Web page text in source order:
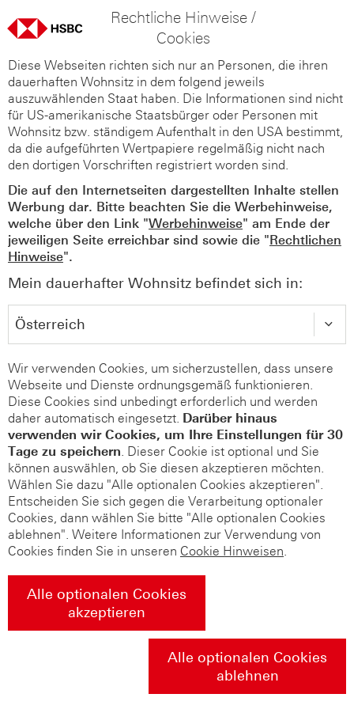
Rechtliche Hinweise /
Cookies
Diese Webseiten richten sich nur an Personen, die ihren
dauerhaften Wohnsitz in dem folgend jeweils
auszuwählenden Staat haben. Die Informationen sind nicht
für US-amerikanische Staatsbürger oder Personen mit
Wohnsitz bzw. ständigem Aufenthalt in den USA bestimmt,
da die aufgeführten Wertpapiere regelmäßig nicht nach
den dortigen Vorschriften registriert worden sind.
Die auf den Internetseiten dargestellten Inhalte stellen
Werbung dar. Bitte beachten Sie die Werbehinweise,
welche über den Link "Werbehinweise" am Ende der
jeweiligen Seite erreichbar sind sowie die "Rechtlichen
Hinweise".
Mein dauerhafter Wohnsitz befindet sich in:
Wir verwenden Cookies, um sicherzustellen, dass unsere
Webseite und Dienste ordnungsgemäß funktionieren.
Diese Cookies sind unbedingt erforderlich und werden
daher automatisch eingesetzt. Darüber hinaus
verwenden wir Cookies, um Ihre Einstellungen für 30
Tage zu speichern. Dieser Cookie ist optional und Sie
können auswählen, ob Sie diesen akzeptieren möchten.
Wählen Sie dazu "Alle optionalen Cookies akzeptieren".
Entscheiden Sie sich gegen die Verarbeitung optionaler
Cookies, dann wählen Sie bitte "Alle optionalen Cookies
ablehnen". Weitere Informationen zur Verwendung von
Cookies finden Sie in unseren Cookie Hinweisen.
Alle optionalen Cookies
akzeptieren
Alle optionalen Cookies
ablehnen